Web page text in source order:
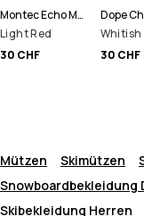
Montec Echo Mütze
Light Red
30 CHF
Whitish
30 CHF
Mützen Skimützen
Snowboardbekleidung
Skibekleidung Herren